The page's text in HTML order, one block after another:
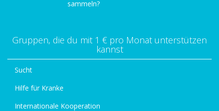
sammeln?
Gruppen, die du mit 1 € pro Monat unterstützen
kannst
Sucht
Hilfe für Kranke
Internationale Kooperation